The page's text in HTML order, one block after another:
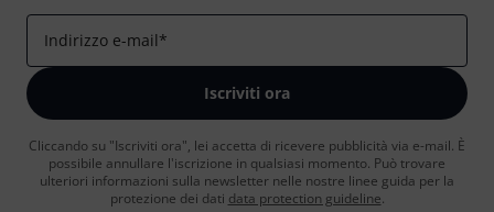
Indirizzo e-mail*
Iscriviti ora
Cliccando su "Iscriviti ora", lei accetta di ricevere pubblicità via e-mail. È
possibile annullare l'iscrizione in qualsiasi momento. Può trovare
ulteriori informazioni sulla newsletter nelle nostre linee guida per la
protezione dei dati data protection guideline.